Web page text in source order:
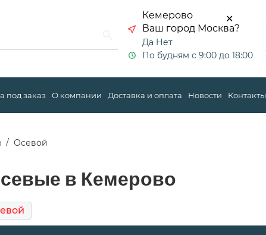
Кемерово
✕
Ваш город Москва?
Да Нет
По будням с 9:00 до 18:00
под заказ О компании Доставка и оплата Новости Контакты
Осевой
в Кемерово